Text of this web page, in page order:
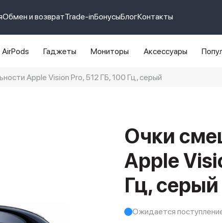
Обмен и возвратTrade-inБонусыБлогКонтакты
AirPods Гаджеты Мониторы Аксессуары
Apple Vision Pro, 512 ГБ, 100 Гц, серый
Очки
Apple
Гц, серый
Ожидается